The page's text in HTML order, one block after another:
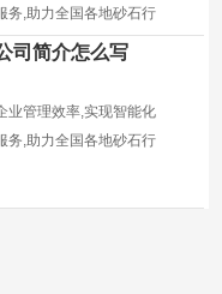
务,助力全国各地砂石行
司简介怎么写
业管理效率,实现智能化
务,助力全国各地砂石行